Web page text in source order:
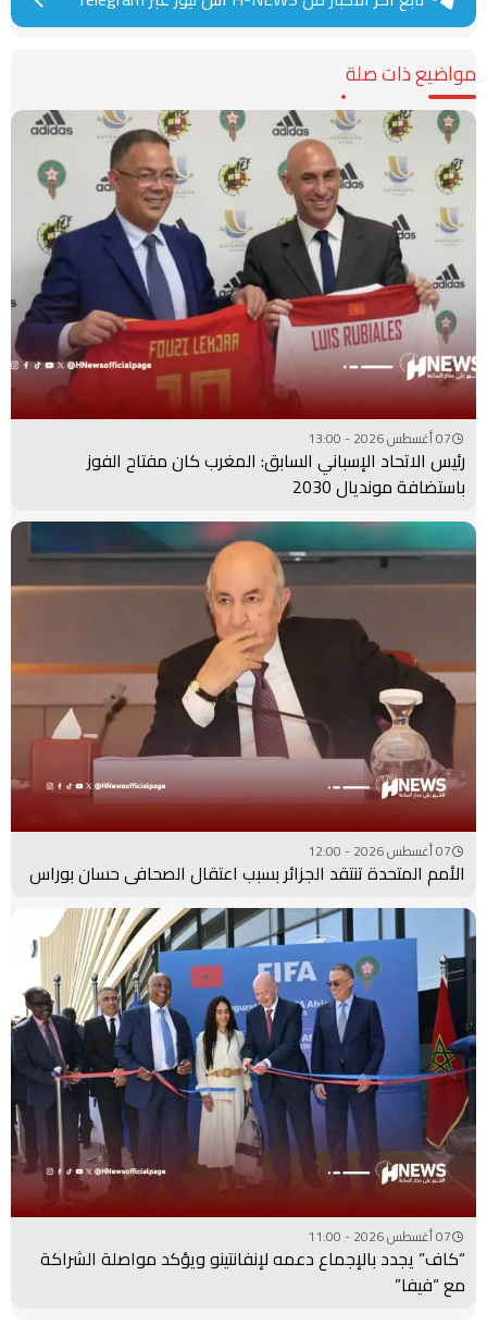
مواضيع ذات صلة
07 أغسطس 2026 - 13:00
رئيس الاتحاد الإسباني السابق: المغرب كان مفتاح الفوز
باستضافة مونديال 2030
07 أغسطس 2026 - 12:00
الأمم المتحدة تنتقد الجزائر بسبب اعتقال الصحافي حسان بوراس
07 أغسطس 2026 - 11:00
“كاف” يجدد بالإجماع دعمه لإنفانتينو ويؤكد مواصلة الشراكة
مع “فيفا”